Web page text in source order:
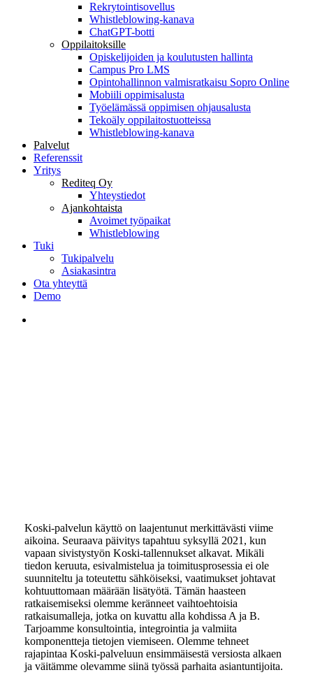
Rekrytointisovellus
Whistleblowing-kanava
ChatGPT-botti
Oppilaitoksille
Opiskelijoiden ja koulutusten hallinta
Campus Pro LMS
Opintohallinnon valmisratkaisu Sopro Online
Mobiili oppimisalusta
Työelämässä oppimisen ohjausalusta
Tekoäly oppilaitostuotteissa
Whistleblowing-kanava
Palvelut
Referenssit
Yritys
Rediteq Oy
Yhteystiedot
Ajankohtaista
Avoimet työpaikat
Whistleblowing
Tuki
Tukipalvelu
Asiakasintra
Ota yhteyttä
Demo
Koski-palvelun käyttö on laajentunut merkittävästi viime
aikoina. Seuraava päivitys tapahtuu syksyllä 2021, kun
vapaan sivistystyön Koski-tallennukset alkavat. Mikäli
tiedon keruuta, esivalmistelua ja toimitusprosessia ei ole
suunniteltu ja toteutettu sähköiseksi, vaatimukset johtavat
kohtuuttomaan määrään lisätyötä. Tämän haasteen
ratkaisemiseksi olemme keränneet vaihtoehtoisia
ratkaisumalleja, jotka on kuvattu alla kohdissa A ja B.
Tarjoamme konsultointia, integrointia ja valmiita
komponentteja tietojen viemiseen. Olemme tehneet
rajapintaa Koski-palveluun ensimmäisestä versiosta alkaen
ja väitämme olevamme siinä työssä parhaita asiantuntijoita.